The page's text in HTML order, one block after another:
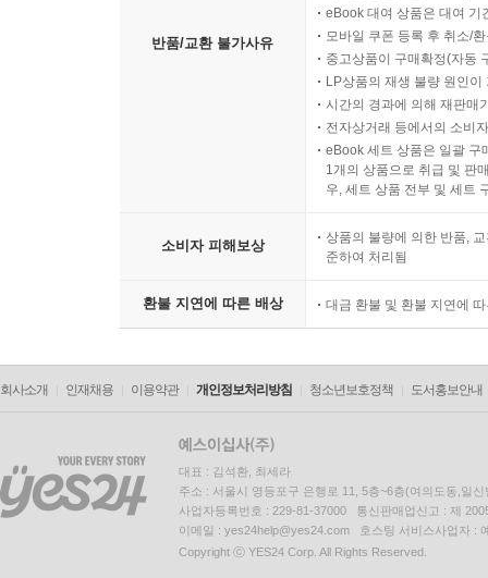
반품/교환 불가사유
eBook 대여 상품은 대여 기
모바일 쿠폰 등록 후 취소/
중고상품이 구매확정(자동
LP상품의 재생 불량 원인
시간의 경과에 의해 재판매
전자상거래 등에서의 소비
eBook 세트 상품은 일괄 구
1개의 상품으로 취급 및 판
우, 세트 상품 전부 및 세트
소비자 피해보상
상품의 불량에 의한 반품,
준하여 처리됨
환불 지연에 따른 배상 대금 환불 및 환불 지연에
회사소개 인재채용 이용약관 개인정보처리방침 청소년보호정책 도서홍보안내
대표 : 김석환, 최세라
주소 : 서울시 영등포구 은행로 11, 5층~6층(여의도동,일신
사업자등록번호 : 229-81-37000 통신판매업신고 : 제
이메일 : yes24help@yes24.com 호스팅 서비스사업자 :
Copyright ⓒ YES24 Corp. All Rights Reserved.